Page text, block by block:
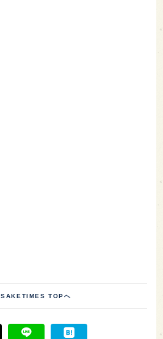
SAKETIMES TOPへ